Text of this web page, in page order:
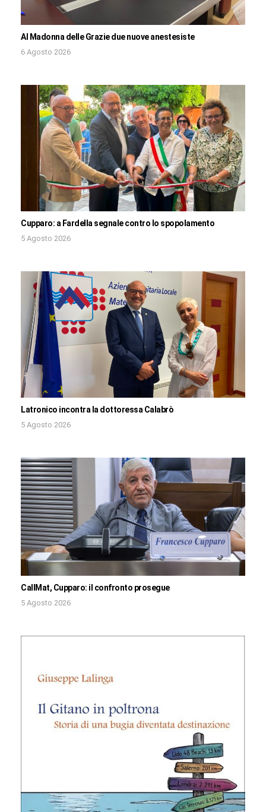
Al Madonna delle Grazie due nuove anestesiste
6 Agosto 2026
Cupparo: a Fardella segnale contro lo spopolamento
5 Agosto 2026
Latronico incontra la dottoressa Calabrò
5 Agosto 2026
CallMat, Cupparo: il confronto prosegue
5 Agosto 2026